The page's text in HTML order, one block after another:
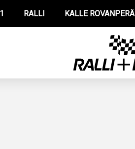
RALLI KALLE ROVANPERÄ